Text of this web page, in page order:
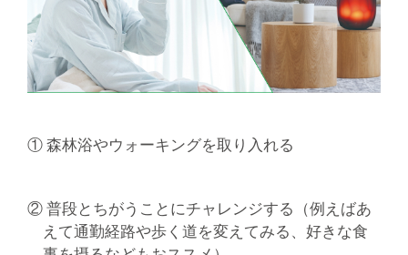
① 森林浴やウォーキングを取り入れる
② 普段とちがうことにチャレンジする（例えばあ
えて通勤経路や歩く道を変えてみる、好きな食